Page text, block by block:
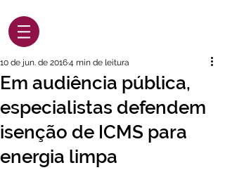
Em audiência pública,
especialistas defendem
isenção de ICMS para
energia limpa
10 de jun. de 20164 min de leitura